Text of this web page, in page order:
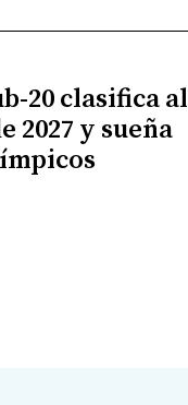
20 clasifica al
2027 y sueña